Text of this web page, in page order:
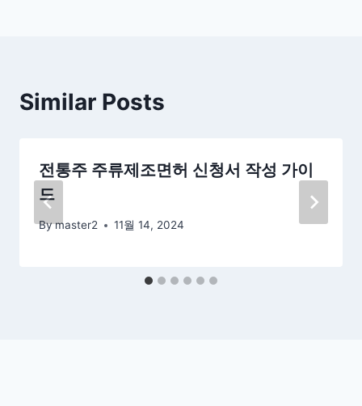
Similar Posts
전통주 주류제조면허 신청서 작성 가이
드
Bymaster2 11월 14, 2024